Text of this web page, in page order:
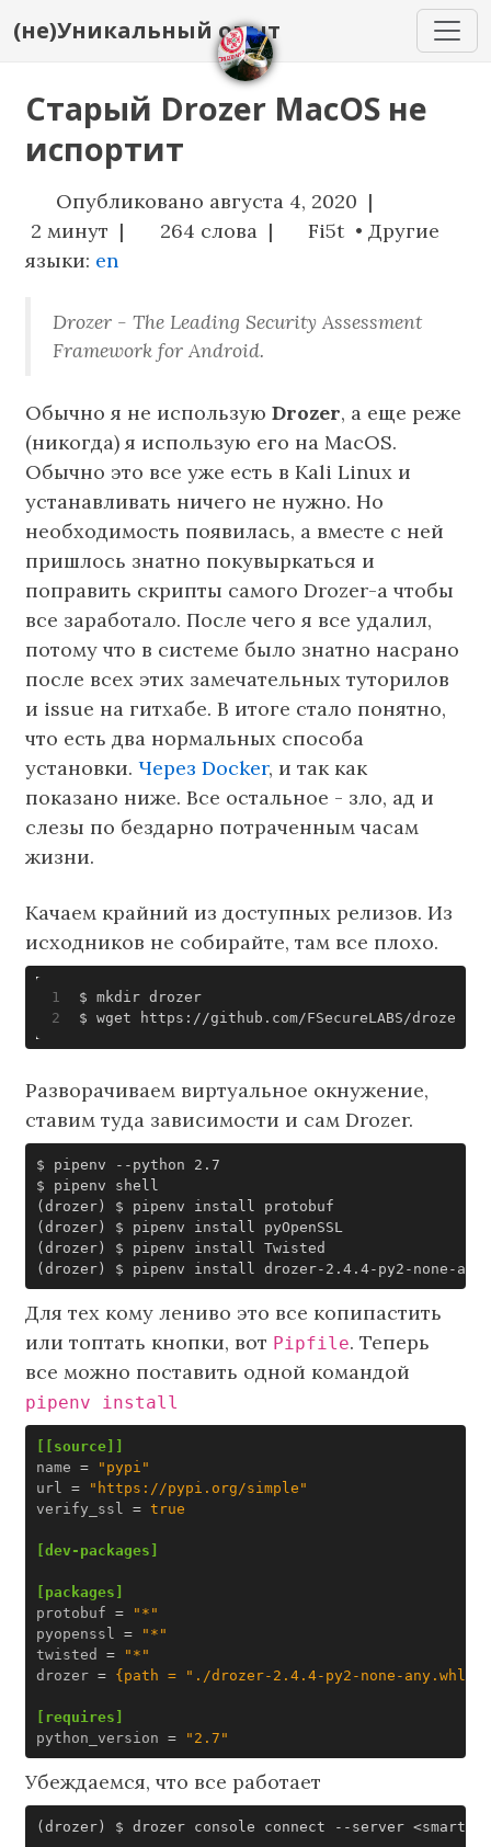
(не)Уникальный опыт
Старый Drozer MacOS не
испортит
Опубликовано августа 4, 2020 |
2 минут |
264 слова |
Fi5t • Другие
языки: en
Drozer - The Leading Security Assessment
Framework for Android.
Обычно я не используюDrozer, а еще реже
(никогда) я использую его на MacOS.
Обычно это все уже есть в Kali Linux и
устанавливать ничего не нужно. Но
необходимость появилась, а вместе с ней
пришлось знатно покувыркаться и
поправить скрипты самого Drozer-а чтобы
все заработало. После чего я все удалил,
потому что в системе было знатно насрано
после всех этих замечательных туторилов
и issue на гитхабе. В итоге стало понятно,
что есть два нормальных способа
установки.Через Docker, и так как
показано ниже. Все остальное - зло, ад и
слезы по бездарно потраченным часам
жизни.
Качаем крайний из доступных релизов. Из
исходников не собирайте, там все плохо.
$ mkdir drozer
$ wget https://github.com/FSecureLABS/drozer/
Разворачиваем виртуальное окнужение,
ставим туда зависимости и сам Drozer.
(drozer)
(drozer)
(drozer)
(drozer)
Для тех кому лениво это все копипастить
или топтать кнопки, вот Pipfile. Теперь
все можно поставить одной командой
pipenv install
[[source]]
name =
"pypi"
url
=
"https://pypi.org/simple"
verify_ssl
= true
[dev-packages]
[packages]
protobuf =
"*"
pyopenssl
=
"*"
twisted
=
"*"
drozer = {path = "./drozer-2.4.4-py2-none-any.whl"}
[requires]
python_version = "2.7"
Убеждаемся, что все работает
(drozer)